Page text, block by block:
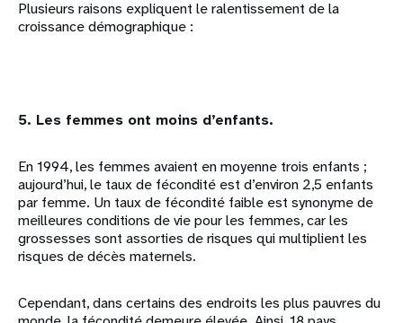
Plusieurs raisons expliquent le ralentissement de la
croissance démographique :
5. Les femmes ont moins d’enfants.
En 1994, les femmes avaient en moyenne trois enfants ;
aujourd’hui, le taux de fécondité est d’environ 2,5 enfants
par femme. Un taux de fécondité faible est synonyme de
meilleures conditions de vie pour les femmes, car les
grossesses sont assorties de risques qui multiplient les
risques de décès maternels.
Cependant, dans certains des endroits les plus pauvres du